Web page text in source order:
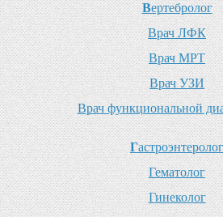
Вертебролог
Врач ЛФК
Врач МРТ
Врач УЗИ
Врач функциональной
Гастроэнтеролог
Гематолог
Гинеколог